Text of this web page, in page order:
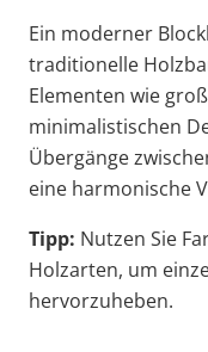
Ein moderner
traditionelle
Elementen wie
minimalistischen
Übergänge
eine harmonische
Tipp: Nutzen Sie
Holzarten, um
hervorzuheben.